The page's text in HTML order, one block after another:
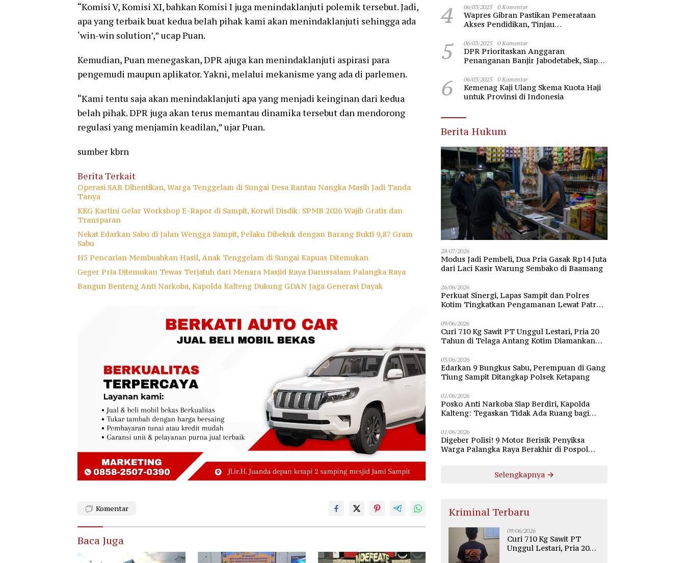
“Komisi V, Komisi XI, bahkan Komisi I juga menindaklanjuti polemik tersebut. Jadi,
apa yang terbaik buat kedua belah pihak kami akan menindaklanjuti sehingga ada
‘win-win solution’,” ucap Puan.
Kemudian, Puan menegaskan, DPR ajuga kan menindaklanjuti aspirasi para
pengemudi maupun aplikator. Yakni, melalui mekanisme yang ada di parlemen.
“Kami tentu saja akan menindaklanjuti apa yang menjadi keinginan dari kedua
belah pihak. DPR juga akan terus memantau dinamika tersebut dan mendorong
regulasi yang menjamin keadilan,” ujar Puan.
sumber kbrn
Berita Terkait
Operasi SAR Dihentikan, Warga Tenggelam di Sungai Desa Rantau Nangka Masih Jadi Tanda
Tanya
KKG Kartini Gelar Workshop E-Rapor di Sampit, Korwil Disdik: SPMB 2026 Wajib Gratis dan
Transparan
Nekat Edarkan Sabu di Jalan Wengga Sampit, Pelaku Dibekuk dengan Barang Bukti 9,87 Gram
Sabu
H5 Pencarian Membuahkan Hasil, Anak Tenggelam di Sungai Kapuas Ditemukan
Geger Pria Ditemukan Tewas Terjatuh dari Menara Masjid Raya Darussalam Palangka Raya
Bangun Benteng Anti Narkoba, Kapolda Kalteng Dukung GDAN Jaga Generasi Dayak
Komentar
Baca Juga
4 06/03/2025 0 Komentar
Wapres Gibran Pastikan Pemerataan
Akses Pendidikan, Tinjau
Nawawi Banten
5 06/03/2025 0 Komentar
DPR Prioritaskan Anggaran
Penanganan Banjir Jabodetabek, Siap
6 06/03/2025 0 Komentar
Kemenag Kaji Ulang Skema Kuota Haji
untuk Provinsi di Indonesia
Berita Hukum
28/07/2026
Modus Jadi Pembeli, Dua Pria Gasak Rp14 Juta
dari Laci Kasir Warung Sembako di Baamang
26/06/2026
Perkuat Sinergi, Lapas Sampit dan Polres
Kotim Tingkatkan Pengamanan Lewat Patroli
09/06/2026
Curi 710 Kg Sawit PT Unggul Lestari, Pria 20
Tahun di Telaga Antang Kotim Diamankan
03/06/2026
Edarkan 9 Bungkus Sabu, Perempuan di Gang
Tiung Sampit Ditangkap Polsek Ketapang
01/06/2026
Posko Anti Narkoba Siap Berdiri, Kapolda
Kalteng: Tegaskan Tidak Ada Ruang bagi
01/06/2026
Digeber Polisi! 9 Motor Berisik Penyiksa
Warga Palangka Raya Berakhir di Pospol
Selengkapnya
Kriminal Terbaru
09/06/2026
Curi 710 Kg Sawit PT
Unggul Lestari, Pria 20